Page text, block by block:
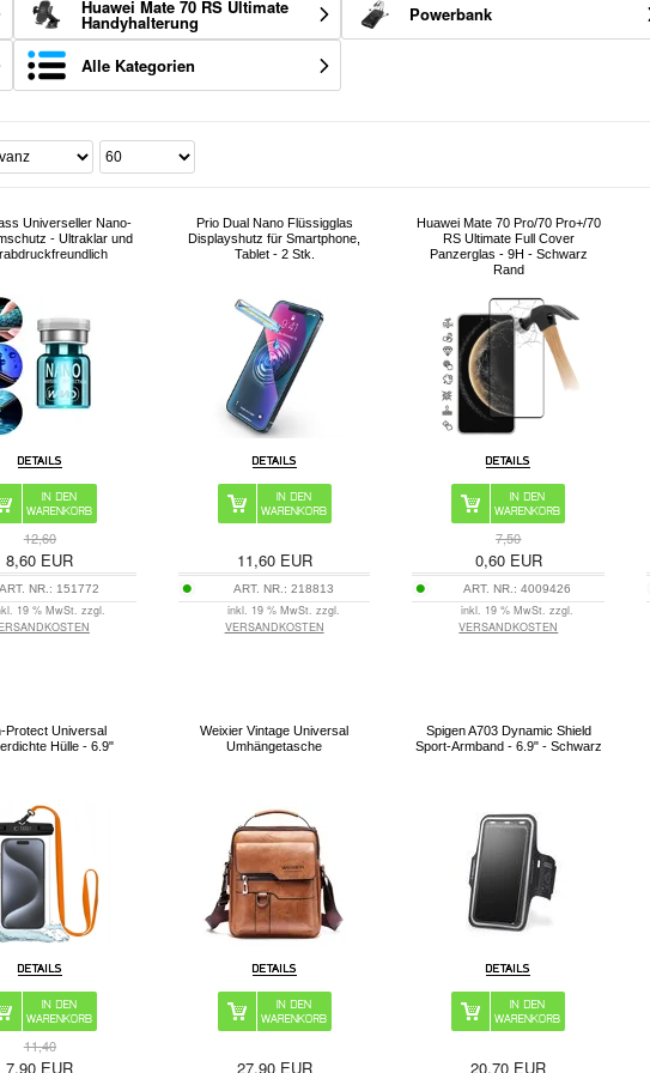
Huawei Mate 70 RS Ultimate
Handyhalterung Powerbank
Alle Kategorien
Universeller Nano-
- Ultraklar und
12,60
8,60 EUR
NR.: 151772
19 % MwSt. zzgl.
Prio Dual Nano Flüssigglas
Displayshutz für Smartphone,
Tablet - 2 Stk.
11,60EUR
ART. NR.: 218813
inkl. 19 % MwSt. zzgl.
VERSANDKOSTEN
Huawei Mate 70 Pro/70 Pro+/70
RS Ultimate Full Cover
Panzerglas - 9H - Schwarz
Rand
7,50
0,60EUR
ART. NR.:4009426
inkl. 19 % MwSt. zzgl.
VERSANDKOSTEN
Protect Universal
Hülle - 6.9"
11,40
7,90 EUR
Weixier Vintage Universal
Umhängetasche
27,90EUR
Spigen A703 Dynamic Shield
Sport-Armband - 6.9" - Schwarz
20,70 EUR